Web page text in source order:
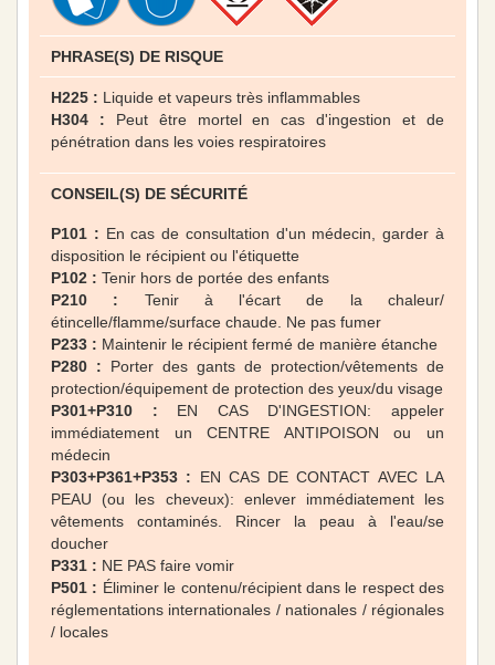
PHRASE(S) DE RISQUE
H225 : Liquide et vapeurs très inflammables
H304 : Peut être mortel en cas d'ingestion et de
pénétration dans les voies respiratoires
CONSEIL(S) DE SÉCURITÉ
P101 : En cas de consultation d'un médecin, garder à
disposition le récipient ou l'étiquette
P102 : Tenir hors de portée des enfants
P210 : Tenir à l'écart de la chaleur/
étincelle/flamme/surface chaude. Ne pas fumer
P233 : Maintenir le récipient fermé de manière étanche
P280 : Porter des gants de protection/vêtements de
protection/équipement de protection des yeux/du visage
P301+P310 : EN CAS D'INGESTION: appeler
immédiatement un CENTRE ANTIPOISON ou un
médecin
P303+P361+P353 : EN CAS DE CONTACT AVEC LA
PEAU (ou les cheveux): enlever immédiatement les
vêtements contaminés. Rincer la peau à l'eau/se
doucher
P331 : NE PAS faire vomir
P501 : Éliminer le contenu/récipient dans le respect des
réglementations internationales / nationales / régionales
/ locales